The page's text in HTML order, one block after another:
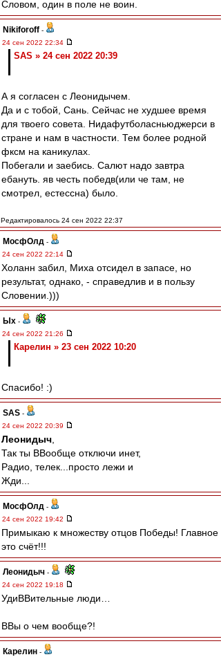
Словом, один в поле не воин.
Nikiforoff -
24 сен 2022 22:34
SAS » 24 сен 2022 20:39
А я согласен с Леонидычем.
Да и с тобой, Сань. Сейчас не худшее время
для твоего совета. Нидафутболасньюджерси в
стране и нам в частности. Тем более родной
фксм на каникулах.
Побегали и заебись. Салют надо завтра
ебануть. яв честь победв(или че там, не
смотрел, естессна) было.
Редактировалось 24 сен 2022 22:37
МосфОлд -
24 сен 2022 22:14
Холанн забил, Миха отсидел в запасе, но
результат, однако, - справедлив и в пользу
Словении.)))
Ых -
24 сен 2022 21:26
Карелин » 23 сен 2022 10:20
Спасибо! :)
SAS -
24 сен 2022 20:39
Леонидыч
Так ты ВВообще отключи инет,
Радио, телек...просто лежи и
Жди...
МосфОлд -
24 сен 2022 19:42
Примыкаю к множеству отцов Победы! Главное
это счёт!!!
Леонидыч -
24 сен 2022 19:18
УдиВВительные люди…
ВВы о чем вообще?!
Карелин -